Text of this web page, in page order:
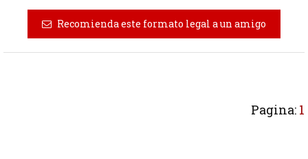
Recomienda este formato legal a un amigo
Pagina: 1